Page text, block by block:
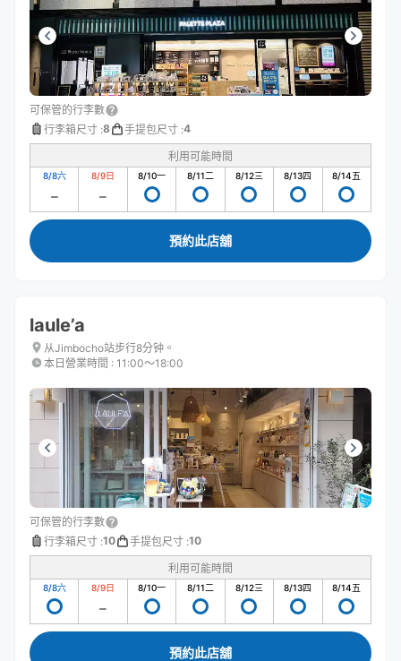
可保管的行李數
行李箱尺寸 :8 手提包尺寸 :4
利用可能時間
8/8六 8/9日 8/10一 8/11二 8/12三 8/13四 8/14五
預約此店舖
laule’a
从Jimbocho站步行8分钟。
本日營業時間 : 11:00〜18:00
可保管的行李數
行李箱尺寸 :10 手提包尺寸 :10
利用可能時間
8/8六 8/9日 8/10一 8/11二 8/12三 8/13四 8/14五
預約此店舖